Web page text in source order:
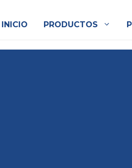
INICIO PRODUCTOS